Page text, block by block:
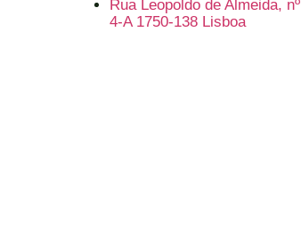
Rua Leopoldo de Almeida, nº
4-A 1750-138 Lisboa